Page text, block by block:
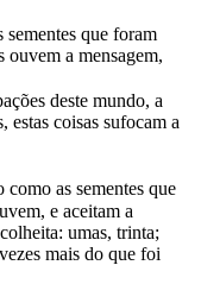
sementes que foram
ouvem a mensagem,
deste mundo, a
estas coisas sufocam a
como as sementes que
e aceitam a
umas, trinta;
mais do que foi